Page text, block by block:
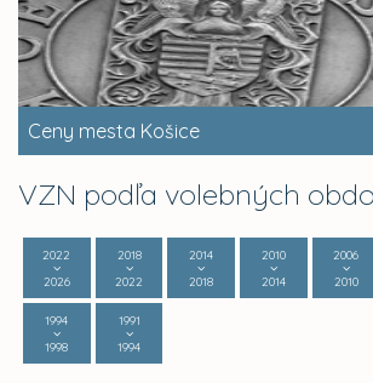
Ceny mesta Košice
VZN podľa volebných
2022
2026
2018
2022
2014
2018
2010
2014
2006
2010
1994
1998
1991
1994